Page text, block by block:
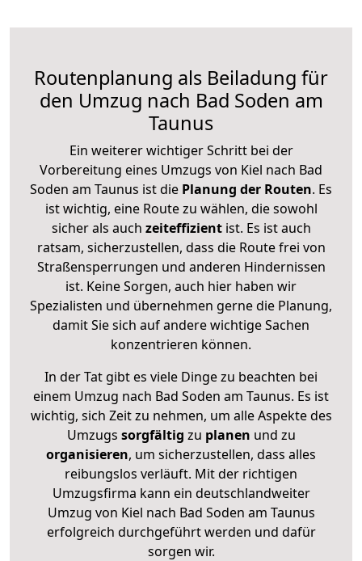
Routenplanung als Beiladung für
den Umzug nach Bad Soden am
Taunus
Ein weiterer wichtiger Schritt bei der
Vorbereitung eines Umzugs von Kiel nach Bad
Soden am Taunus ist die Planung der Routen. Es
ist wichtig, eine Route zu wählen, die sowohl
sicher als auch zeiteffizientist. Es ist auch
ratsam, sicherzustellen, dass die Route frei von
Straßensperrungen und anderen Hindernissen
ist. Keine Sorgen, auch hier haben wir
Spezialisten und übernehmen gerne die Planung,
damit Sie sich auf andere wichtige Sachen
konzentrieren können.
In der Tat gibt es viele Dinge zu beachten bei
einem Umzug nach Bad Soden am Taunus. Es ist
wichtig, sich Zeit zu nehmen, um alle Aspekte des
Umzugs sorgfältig zu planen und zu
organisieren, um sicherzustellen, dass alles
reibungslos verläuft. Mit der richtigen
Umzugsfirma kann ein deutschlandweiter
Umzug von Kiel nach Bad Soden am Taunus
erfolgreich durchgeführt werden und dafür
sorgen wir.